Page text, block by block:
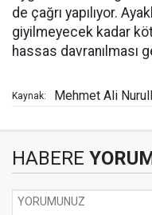
de çağrı yapılıyor.
giyilmeyecek kadar
hassas davranılması
Kaynak: Mehmet Ali
HABERE